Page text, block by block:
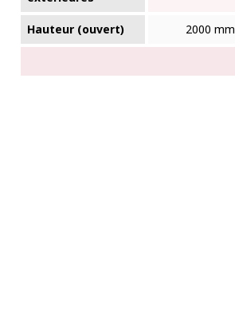
Hauteur (ouvert) 2000 mm